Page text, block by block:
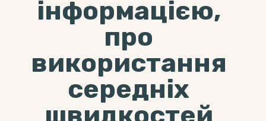
інформацією,
про
використання
середніх